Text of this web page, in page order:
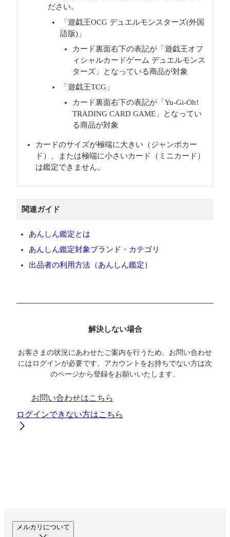
ださい。
「遊戯王OCG デュエルモンスターズ(外国
語版)」
カード裏面右下の表記が「遊戯王オフ
ィシャルカードゲーム デュエルモンス
ターズ」となっている商品が対象
「遊戯王TCG」
カード裏面右下の表記が「Yu-Gi-Oh!
TRADING CARD GAME」となってい
る商品が対象
カードのサイズが極端に大きい（ジャンボカー
ド）、または極端に小さいカード（ミニカード）
は鑑定できません。
関連ガイド
あんしん鑑定とは
あんしん鑑定対象ブランド・カテゴリ
出品者の利用方法（あんしん鑑定）
解決しない場合
お客さまの状況にあわせたご案内を行うため、お問い合わせ
にはログインが必要です。アカウントをお持ちでない方は次
のページから登録をお願いいたします。
お問い合わせはこちら
ログインできない方はこちら
メルカリについて